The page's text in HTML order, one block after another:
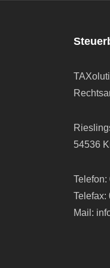
54536
Telefon:
Telefax:
Mail: